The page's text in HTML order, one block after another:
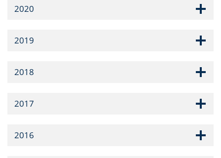
2020
2019
2018
2017
2016